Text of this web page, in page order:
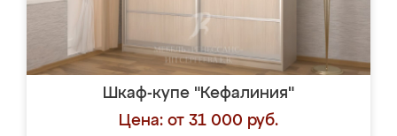
Шкаф-купе "Кефалиния"
Цена: от 31 000 руб.